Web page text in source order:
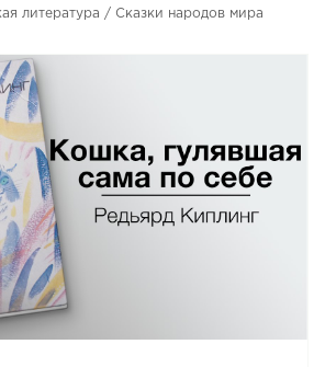
литература / Сказки народов мира